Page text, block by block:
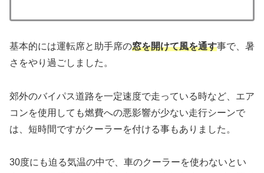
基本的には運転席と助手席の窓を開けて風を通す事で、暑
さをやり過ごしました。
郊外のバイパス道路を一定速度で走っている時など、エア
コンを使用しても燃費への悪影響が少ない走行シーンで
は、短時間ですがクーラーを付ける事もありました。
30度にも迫る気温の中で、車のクーラーを使わないとい